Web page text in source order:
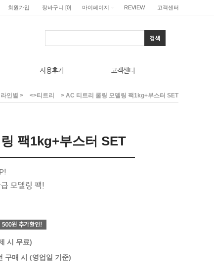
회원가입 장바구니 [0] 마이페이지 REVIEW 고객센터
사용후기 고객센터
라인별 > <>티트리 > AC 티트리 쿨링 모델링 팩1kg+부스터 SET
팩1kg+부스터 SET
모델링 팩!
시 무료)
구매 시 (영업일 기준)